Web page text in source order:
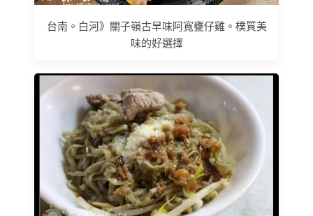
台南。白河》關子嶺古早味阿寬甕仔雞。樸質美
味的好選擇